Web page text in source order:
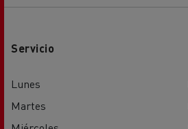
Servicio
Lunes
Martes